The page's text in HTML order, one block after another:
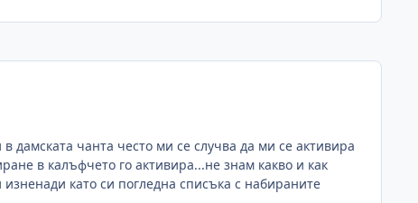
чанта често ми се случва да ми се активира
в калъфчето го активира...не знам какво и как
като си погледна списъка с набираните